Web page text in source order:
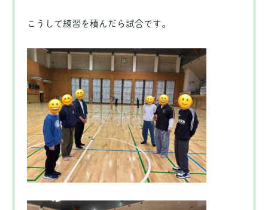
こうして練習を積んだら試合です。